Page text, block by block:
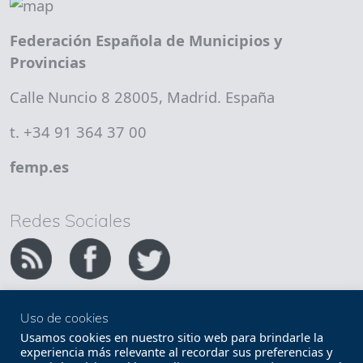
Federación Española de Municipios y
Provincias
Calle Nuncio 8 28005, Madrid. España
t. +34 91 364 37 00
femp.es
Redes Sociales
Copyright FEMP
Accesibilidad
Uso de cookies
Usamos cookies en nuestro sitio web para brindarle la
experiencia más relevante al recordar sus preferencias y